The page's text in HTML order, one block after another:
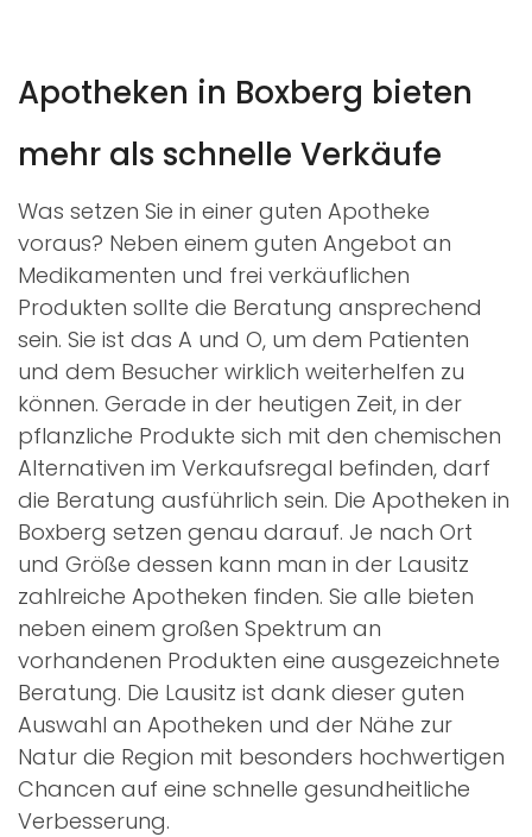
Apotheken in Boxberg bieten
mehr als schnelle Verkäufe
Was setzen Sie in einer guten Apotheke
voraus? Neben einem guten Angebot an
Medikamenten und frei verkäuflichen
Produkten sollte die Beratung ansprechend
sein. Sie ist das A und O, um dem Patienten
und dem Besucher wirklich weiterhelfen zu
können. Gerade in der heutigen Zeit, in der
pflanzliche Produkte sich mit den chemischen
Alternativen im Verkaufsregal befinden, darf
die Beratung ausführlich sein. Die Apotheken in
Boxberg setzen genau darauf. Je nach Ort
und Größe dessen kann man in der Lausitz
zahlreiche Apotheken finden. Sie alle bieten
neben einem großen Spektrum an
vorhandenen Produkten eine ausgezeichnete
Beratung. Die Lausitz ist dank dieser guten
Auswahl an Apotheken und der Nähe zur
Natur die Region mit besonders hochwertigen
Chancen auf eine schnelle gesundheitliche
Verbesserung.